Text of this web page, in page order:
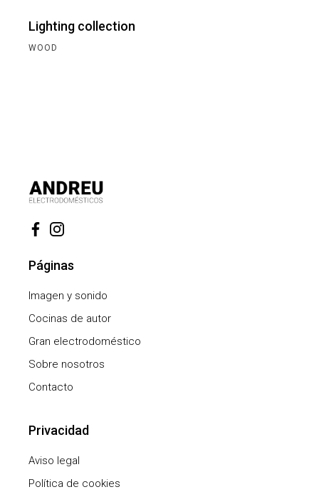
Lighting collection
WOOD
Páginas
Imagen y sonido
Cocinas de autor
Gran electrodoméstico
Sobre nosotros
Contacto
Privacidad
Aviso legal
Política de cookies